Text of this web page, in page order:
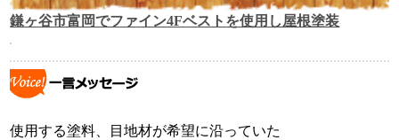
鎌ヶ谷市富岡でファイン4Fベストを使用し屋根塗装
使用する塗料、目地材が希望に沿っていた